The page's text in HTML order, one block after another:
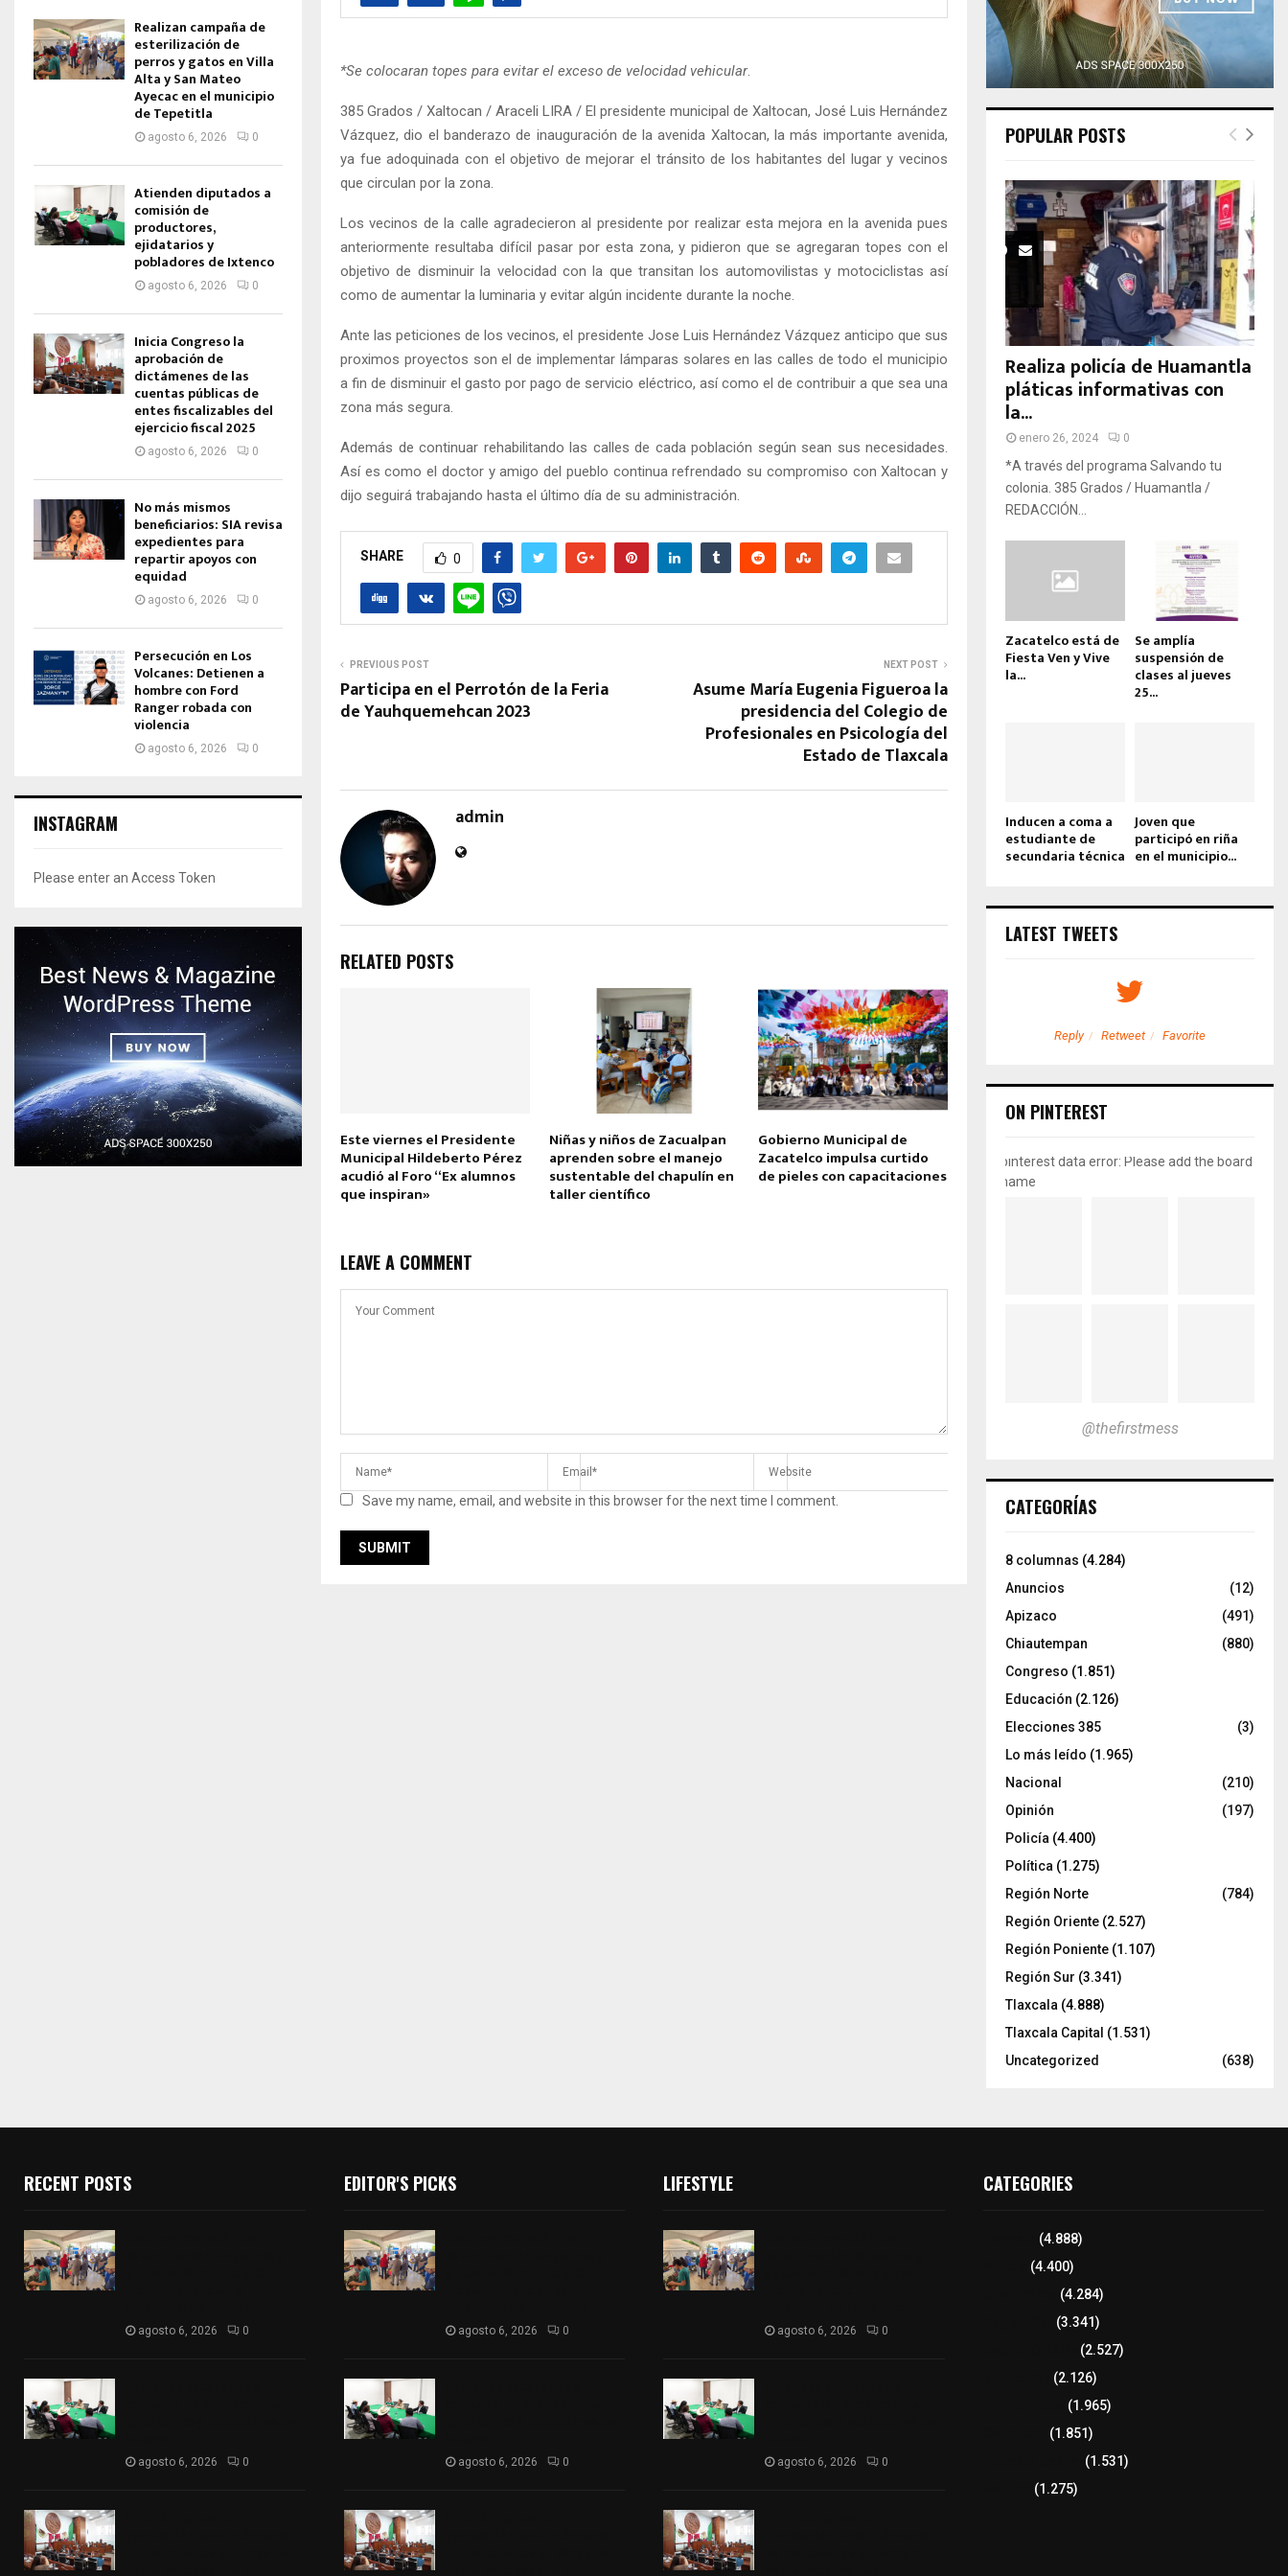
*Se colocaran topes para evitar el exceso de velocidad vehicular.
385 Grados / Xaltocan / Araceli LIRA / El presidente municipal de Xaltocan, José Luis Hernández
Vázquez, dio el banderazo de inauguración de la avenida Xaltocan, la más importante avenida,
ya fue adoquinada con el objetivo de mejorar el tránsito de los habitantes del lugar y vecinos
que circulan por la zona.
Los vecinos de la calle agradecieron al presidente por realizar esta mejora en la avenida pues
anteriormente resultaba difícil pasar por esta zona, y pidieron que se agregaran topes con el
objetivo de disminuir la velocidad con la que transitan los automovilistas y motociclistas así
como de aumentar la luminaria y evitar algún incidente durante la noche.
Ante las peticiones de los vecinos, el presidente Jose Luis Hernández Vázquez anticipo que sus
proximos proyectos son el de implementar lámparas solares en las calles de todo el municipio
a fin de disminuir el gasto por pago de servicio eléctrico, así como el de contribuir a que sea una
zona más segura.
Además de continuar rehabilitando las calles de cada población según sean sus necesidades.
Así es como el doctor y amigo del pueblo continua refrendado su compromiso con Xaltocan y
dijo seguirá trabajando hasta el último día de su administración.
SHARE 0
PREVIOUS POST
Participa en el Perrotón de la Feria
de Yauhquemehcan 2023
NEXT POST
Asume María Eugenia Figueroa la
presidencia del Colegio de
Profesionales en Psicología del
Estado de Tlaxcala
admin
RELATED POSTS
Este viernes el Presidente
Municipal Hildeberto Pérez
acudió al Foro “Ex alumnos
que inspiran»
Niñas y niños de Zacualpan
aprenden sobre el manejo
sustentable del chapulín en
taller científico
Gobierno Municipal de
Zacatelco impulsa curtido
de pieles con capacitaciones
LEAVE A COMMENT
Save my name, email, and website in this browser for the next time I comment.
Realizan campaña de
esterilización de
perros y gatos en Villa
Alta y San Mateo
Ayecac en el municipio
de Tepetitla
agosto 6, 2026 0
Atienden diputados a
comisión de
productores,
ejidatarios y
pobladores de Ixtenco
agosto 6, 2026 0
Inicia Congreso la
aprobación de
dictámenes de las
cuentas públicas de
entes fiscalizables del
ejercicio fiscal 2025
agosto 6, 2026 0
No más mismos
beneficiarios: SIA revisa
expedientes para
repartir apoyos con
equidad
agosto 6, 2026 0
Persecución en Los
Volcanes: Detienen a
hombre con Ford
Ranger robada con
violencia
agosto 6, 2026 0
INSTAGRAM
Please enter an Access Token
POPULAR POSTS
Realiza policía de Huamantla
pláticas informativas con
la...
enero 26, 2024 0
*A través del programa Salvando tu
colonia. 385 Grados / Huamantla /
REDACCIÓN...
Zacatelco está de
Fiesta Ven y Vive
la...
Se amplía
suspensión de
clases al jueves
25...
Inducen a coma a
estudiante de
secundaria técnica
Joven que
participó en riña
en el municipio...
LATEST TWEETS
Retweet Favorite Reply Retweet Favorite Reply Retweet Favorite
ON PINTEREST
pinterest data error: Please add the board
name
@thefirstmess
CATEGORÍAS
8 columnas (4.284)
Anuncios
(12)
Apizaco
(491)
Chiautempan
(880)
Congreso (1.851)
Educación (2.126)
Elecciones 385
(3)
Lo más leído (1.965)
Nacional
(210)
Opinión
(197)
Policía (4.400)
Política (1.275)
Región Norte
(784)
Región Oriente (2.527)
Región Poniente (1.107)
Región Sur (3.341)
Tlaxcala (4.888)
Tlaxcala Capital (1.531)
Uncategorized
(638)
RECENT POSTS
agosto 6, 2026 0
agosto 6, 2026 0
EDITOR'S PICKS
agosto 6, 2026 0
agosto 6, 2026 0
LIFESTYLE
agosto 6, 2026 0
agosto 6, 2026 0
CATEGORIES
(4.888)
(4.400)
(4.284)
(3.341)
(2.527)
(2.126)
(1.965)
(1.851)
(1.531)
(1.275)